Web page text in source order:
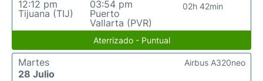
12:12 pm
Tijuana (TIJ)
03:54 pm
Puerto
Vallarta (PVR)
02h 42min
Aterrizado - Puntual
Martes
28 Julio
Airbus A320neo